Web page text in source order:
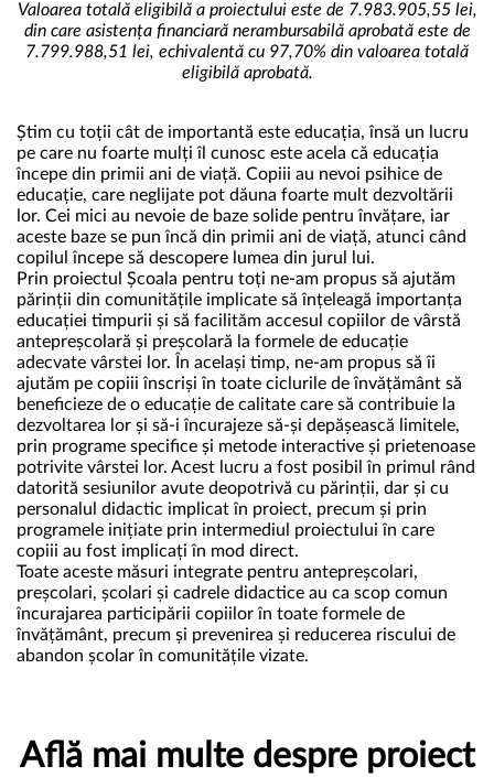
Valoarea totală eligibilă a proiectului este de 7.983.905,55 lei,
din care asistența financiară nerambursabilă aprobată este de
7.799.988,51 lei, echivalentă cu 97,70% din valoarea totală
eligibilă aprobată.
Știm cu toții cât de importantă este educația, însă un lucru
pe care nu foarte mulți îl cunosc este acela că educația
începe din primii ani de viață. Copiii au nevoi psihice de
educație, care neglijate pot dăuna foarte mult dezvoltării
lor. Cei mici au nevoie de baze solide pentru învățare, iar
aceste baze se pun încă din primii ani de viață, atunci când
copilul începe să descopere lumea din jurul lui.
Prin proiectul Școala pentru toți ne-am propus să ajutăm
părinții din comunitățile implicate să înțeleagă importanța
educației timpurii și să facilităm accesul copiilor de vârstă
antepreșcolară și preșcolară la formele de educație
adecvate vârstei lor. În același timp, ne-am propus să îi
ajutăm pe copiii înscriși în toate ciclurile de învățământ să
beneficieze de o educație de calitate care să contribuie la
dezvoltarea lor și să-i încurajeze să-și depășească limitele,
prin programe specifice și metode interactive și prietenoase
potrivite vârstei lor. Acest lucru a fost posibil în primul rând
datorită sesiunilor avute deopotrivă cu părinții, dar și cu
personalul didactic implicat în proiect, precum și prin
programele inițiate prin intermediul proiectului în care
copiii au fost implicați în mod direct.
Toate aceste măsuri integrate pentru antepreșcolari,
preșcolari, școlari și cadrele didactice au ca scop comun
încurajarea participării copiilor în toate formele de
învățământ, precum și prevenirea și reducerea riscului de
abandon școlar în comunitățile vizate.
Află mai multe despre proiect